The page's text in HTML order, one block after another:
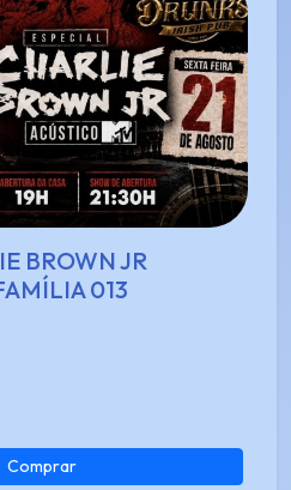
BROWN JR
013
Comprar